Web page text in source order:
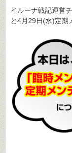
イルーナ戦記運営
と4月29日(水)定期